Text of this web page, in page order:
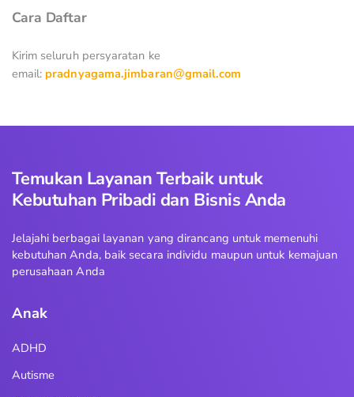
Cara Daftar
Kirim seluruh persyaratan ke
email: pradnyagama.jimbaran@gmail.com
Temukan Layanan Terbaik untuk
Kebutuhan Pribadi dan Bisnis Anda
Jelajahi berbagai layanan yang dirancang untuk memenuhi
kebutuhan Anda, baik secara individu maupun untuk kemajuan
perusahaan Anda
Anak
ADHD
Autisme